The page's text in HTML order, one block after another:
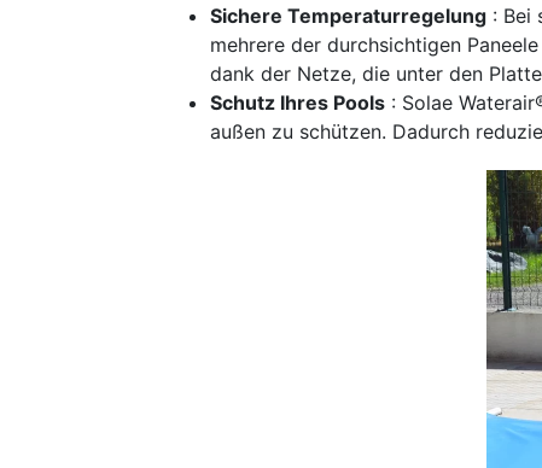
Sichere Temperaturregelung : Bei
mehrere der durchsichtigen
dank der Netze, die unter den
Schutz Ihres Pools : Solae
außen zu schützen. Dadurch